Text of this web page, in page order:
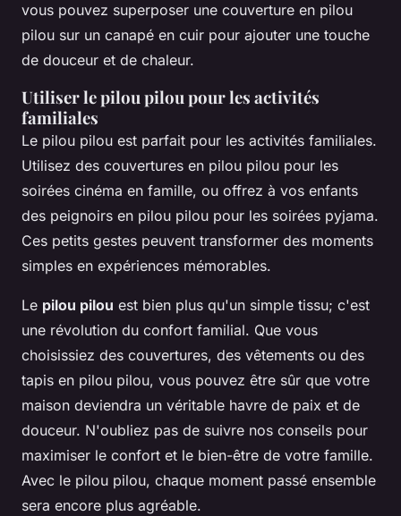
vous pouvez superposer une couverture en pilou
pilou sur un canapé en cuir pour ajouter une touche
de douceur et de chaleur.
Utiliser le pilou pilou pour les activités
familiales
Le pilou pilou est parfait pour les activités familiales.
Utilisez des couvertures en pilou pilou pour les
soirées cinéma en famille, ou offrez à vos enfants
des peignoirs en pilou pilou pour les soirées pyjama.
Ces petits gestes peuvent transformer des moments
simples en expériences mémorables.
Le pilou pilou est bien plus qu'un simple tissu; c'est
une révolution du confort familial. Que vous
choisissiez des couvertures, des vêtements ou des
tapis en pilou pilou, vous pouvez être sûr que votre
maison deviendra un véritable havre de paix et de
douceur. N'oubliez pas de suivre nos conseils pour
maximiser le confort et le bien-être de votre famille.
Avec le pilou pilou, chaque moment passé ensemble
sera encore plus agréable.